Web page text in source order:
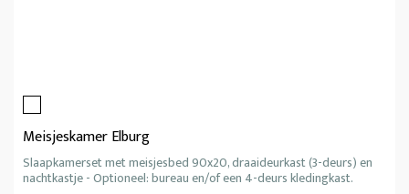
Meisjeskamer Elburg
Slaapkamerset met meisjesbed 90x20, draaideurkast (3-deurs) en
nachtkastje - Optioneel: bureau en/of een 4-deurs kledingkast.